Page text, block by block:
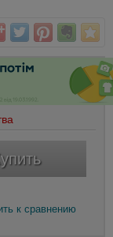
к сравнению